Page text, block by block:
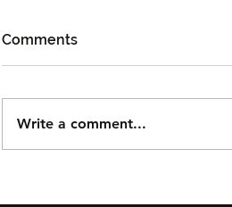
Comments
Write a comment...